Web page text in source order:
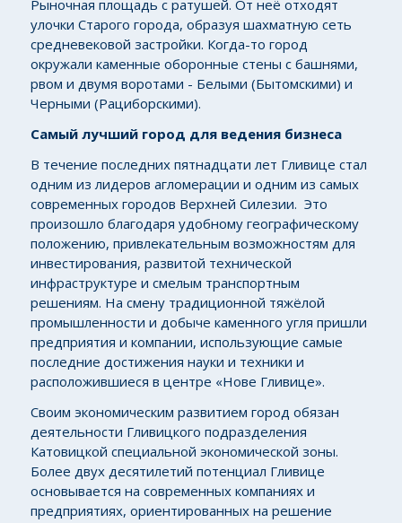
Рыночная площадь с ратушей. От неё отходят
улочки Старого города, образуя шахматную сеть
средневековой застройки. Когда-то город
окружали каменные оборонные стены с башнями,
рвом и двумя воротами - Белыми (Бытомскими) и
Черными (Рациборскими).
Самый лучший город для ведения бизнеса
В течение последних пятнадцати лет Гливице стал
одним из лидеров агломерации и одним из самых
современных городов Верхней Силезии. Это
произошло благодаря удобному географическому
положению, привлекательным возможностям для
инвестирования, развитой технической
инфраструктуре и смелым транспортным
решениям. На смену традиционной тяжёлой
промышленности и добыче каменного угля пришли
предприятия и компании, использующие самые
последние достижения науки и техники и
расположившиеся в центре «Нове Гливице».
Своим экономическим развитием город обязан
деятельности Гливицкого подразделения
Катовицкой специальной экономической зоны.
Более двух десятилетий потенциал Гливице
основывается на современных компаниях и
предприятиях, ориентированных на решение